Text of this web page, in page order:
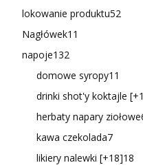
lokowanie produktu52
Nagłówek11
napoje132
domowe syropy11
drinki shot'y koktajle
herbaty napary ziołowe
kawa czekolada7
likiery nalewki [+18]18